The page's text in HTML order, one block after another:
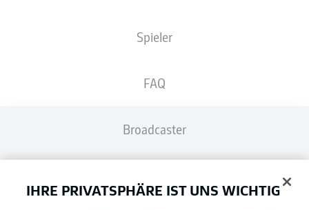
Spieler
FAQ
Broadcaster
IHRE PRIVATSPHÄRE IST UNS WICHTIG